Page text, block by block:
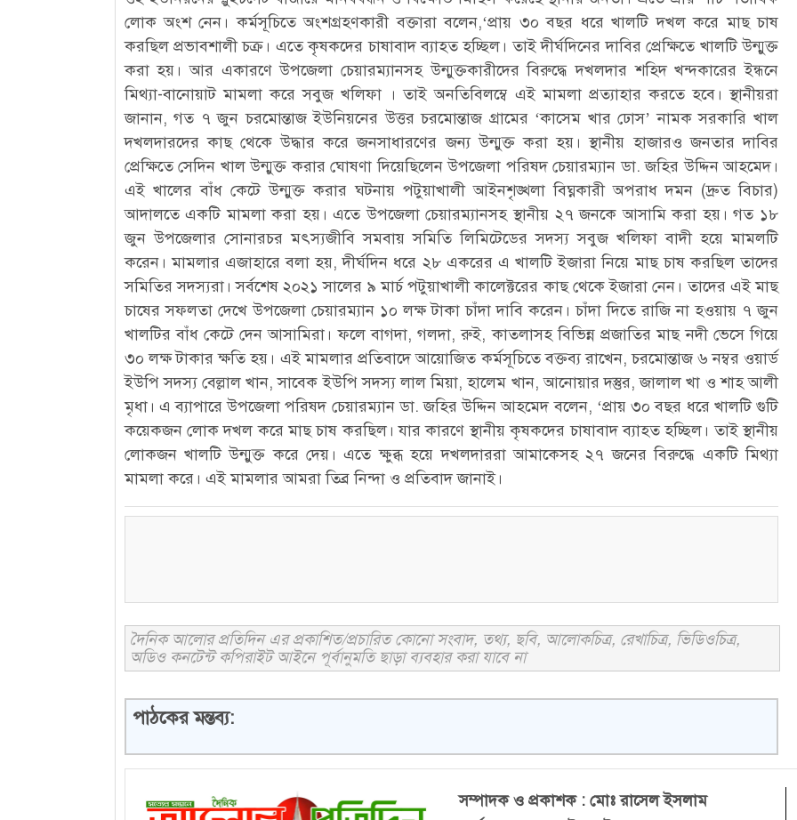
লোক অংশ নেন। কর্মসূচিতে অংশগ্রহণকারী বক্তারা বলেন,‘প্রায় ৩০ বছর ধরে খালটি দখল করে মাছ চাষ
করছিল প্রভাবশালী চক্র। এতে কৃষকদের চাষাবাদ ব্যাহত হচ্ছিল। তাই দীর্ঘদিনের দাবির প্রেক্ষিতে খালটি উন্মুক্ত
করা হয়। আর একারণে উপজেলা চেয়ারম্যানসহ উন্মুক্তকারীদের বিরুদ্ধে দখলদার শহিদ খন্দকারের ইন্ধনে
মিথ্যা-বানোয়াট মামলা করে সবুজ খলিফা । তাই অনতিবিলম্বে এই মামলা প্রত্যাহার করতে হবে। স্থানীয়রা
জানান, গত ৭ জুন চরমোন্তাজ ইউনিয়নের উত্তর চরমোন্তাজ গ্রামের ‘কাসেম খার ঢোস’ নামক সরকারি খাল
দখলদারদের কাছ থেকে উদ্ধার করে জনসাধারণের জন্য উন্মুক্ত করা হয়। স্থানীয় হাজারও জনতার দাবির
প্রেক্ষিতে সেদিন খাল উন্মুক্ত করার ঘোষণা দিয়েছিলেন উপজেলা পরিষদ চেয়ারম্যান ডা. জহির উদ্দিন আহমেদ।
এই খালের বাঁধ কেটে উন্মুক্ত করার ঘটনায় পটুয়াখালী আইনশৃঙ্খলা বিঘ্নকারী অপরাধ দমন (দ্রুত বিচার)
আদালতে একটি মামলা করা হয়। এতে উপজেলা চেয়ারম্যানসহ স্থানীয় ২৭ জনকে আসামি করা হয়। গত ১৮
জুন উপজেলার সোনারচর মৎস্যজীবি সমবায় সমিতি লিমিটেডের সদস্য সবুজ খলিফা বাদী হয়ে মামলটি
করেন। মামলার এজাহারে বলা হয়, দীর্ঘদিন ধরে ২৮ একরের এ খালটি ইজারা নিয়ে মাছ চাষ করছিল তাদের
সমিতির সদস্যরা। সর্বশেষ ২০২১ সালের ৯ মার্চ পটুয়াখালী কালেক্টরের কাছ থেকে ইজারা নেন। তাদের এই মাছ
চাষের সফলতা দেখে উপজেলা চেয়ারম্যান ১০ লক্ষ টাকা চাঁদা দাবি করেন। চাঁদা দিতে রাজি না হওয়ায় ৭ জুন
খালটির বাঁধ কেটে দেন আসামিরা। ফলে বাগদা, গলদা, রুই, কাতলাসহ বিভিন্ন প্রজাতির মাছ নদী ভেসে গিয়ে
৩০ লক্ষ টাকার ক্ষতি হয়। এই মামলার প্রতিবাদে আয়োজিত কর্মসূচিতে বক্তব্য রাখেন, চরমোন্তাজ ৬ নম্বর ওয়ার্ড
ইউপি সদস্য বেল্লাল খান, সাবেক ইউপি সদস্য লাল মিয়া, হালেম খান, আনোয়ার দস্তুর, জালাল খা ও শাহ আলী
মৃধা। এ ব্যাপারে উপজেলা পরিষদ চেয়ারম্যান ডা. জহির উদ্দিন আহমেদ বলেন, ‘প্রায় ৩০ বছর ধরে খালটি গুটি
কয়েকজন লোক দখল করে মাছ চাষ করছিল। যার কারণে স্থানীয় কৃষকদের চাষাবাদ ব্যাহত হচ্ছিল। তাই স্থানীয়
লোকজন খালটি উন্মুক্ত করে দেয়। এতে ক্ষুব্ধ হয়ে দখলদাররা আমাকেসহ ২৭ জনের বিরুদ্ধে একটি মিথ্যা
মামলা করে। এই মামলার আমরা তিব্র নিন্দা ও প্রতিবাদ জানাই।
দৈনিক আলোর প্রতিদিন এর প্রকাশিত/প্রচারিত কোনো সংবাদ, তথ্য, ছবি, আলোকচিত্র, রেখাচিত্র, ভিডিওচিত্র,
অডিও কনটেন্ট কপিরাইট আইনে পূর্বানুমতি ছাড়া ব্যবহার করা যাবে না
পাঠকের মন্তব্য:
সম্পাদক ও প্রকাশক : মোঃ রাসেল ইসলাম